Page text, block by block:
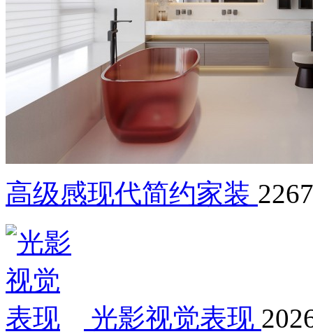
高级感现代简约家装 2267
光影视觉表现